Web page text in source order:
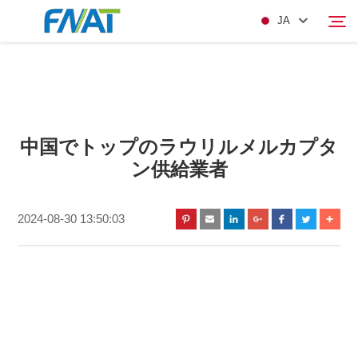
JA
私たちについて
ビデオ
中国でトップのラウリルメルカプタ
ン供給業者
2024-08-30 13:50:03